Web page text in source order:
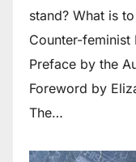
stand? What is
Counter-feminist
Preface by
Foreword by
The…